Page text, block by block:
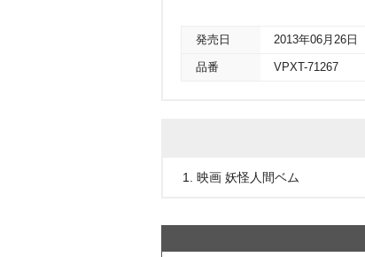
発売日 2013年06月26日
品番 VPXT-71267
1. 映画 妖怪人間ベム